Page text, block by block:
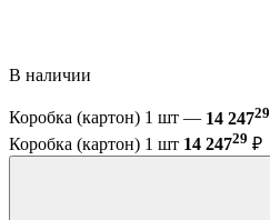
В наличии
Коробка (картон) 1 шт — 14 24729
Коробка (картон) 1 шт 14 24729 ₽